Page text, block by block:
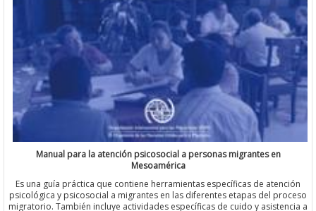
Manual para la atención psicosocial a personas migrantes en
Mesoamérica
Es una guía práctica que contiene herramientas específicas de
psicológica y psicosocial a migrantes en las diferentes etapas del
migratorio. También incluye actividades específicas de cuido y